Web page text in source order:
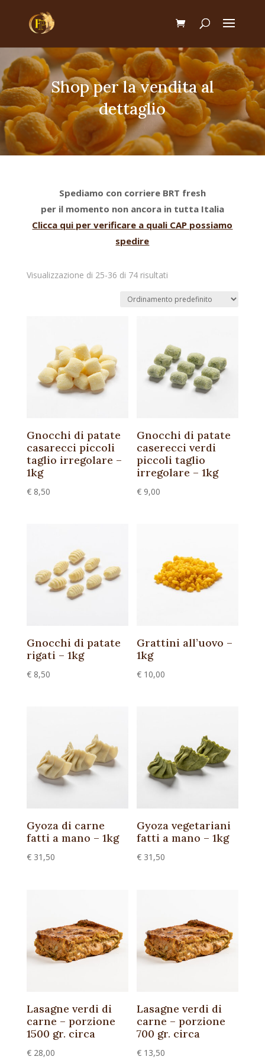
Shop per la vendita al
dettaglio
Spediamo con corriere BRT fresh
per il momento non ancora in tutta Italia
Clicca qui per verificare a quali CAP possiamo
spedire
Visualizzazione di 25-36 di 74 risultati
Gnocchi di patate
casarecci piccoli
taglio irregolare –
1kg
€8,50
Gnocchi di patate
caserecci verdi
piccoli taglio
irregolare – 1kg
€ 9,00
Gnocchi di patate
rigati – 1kg
€8,50
Grattini all’uovo –
1kg
€ 10,00
Gyoza di carne
fatti a mano – 1kg
€31,50
Gyoza vegetariani
fatti a mano – 1kg
€ 31,50
Lasagne verdi di
carne – porzione
1500 gr. circa
€28,00
Lasagne verdi di
carne – porzione
700 gr. circa
€ 13,50